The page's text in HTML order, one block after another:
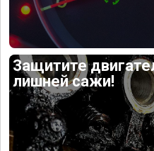
Защитите
лишней сажи!